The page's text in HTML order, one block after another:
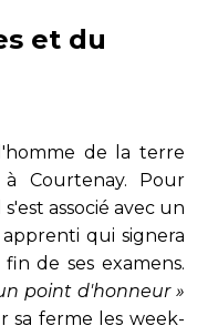
et du
de la terre
Courtenay. Pour
associé avec un
qui signera
de ses examens.
point d'honneur »
sa ferme les week-